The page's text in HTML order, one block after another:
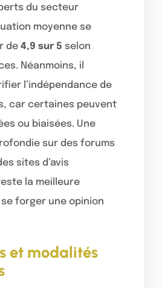
du secteur
moyenne se
de 4,9 sur 5 selon
Néanmoins, il
l’indépendance de
car certaines peuvent
ou biaisées. Une
sur des forums
sites d’avis
la meilleure
forger une opinion
et modalités